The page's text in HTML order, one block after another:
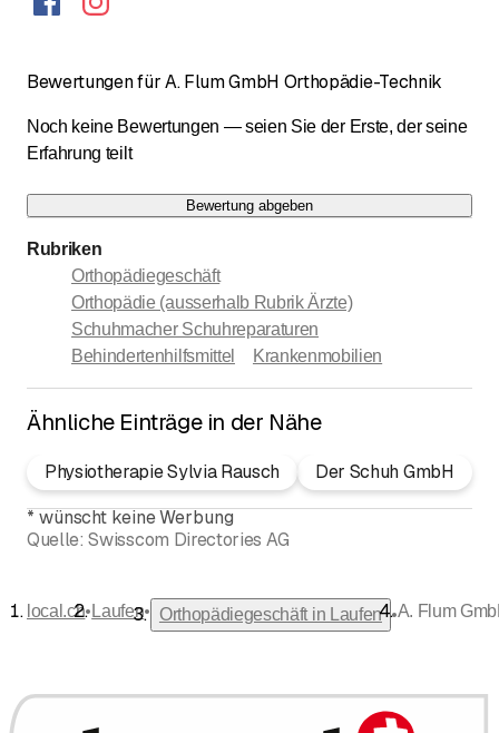
Bewertungen für A. Flum GmbH Orthopädie-Technik
Noch keine Bewertungen — seien Sie der Erste, der seine
Erfahrung teilt
Bewertung abgeben
Rubriken
Orthopädiegeschäft
Orthopädie (ausserhalb Rubrik Ärzte)
Schuhmacher Schuhreparaturen
Behindertenhilfsmittel
Krankenmobilien
Ähnliche Einträge in der Nähe
Physiotherapie Sylvia Rausch
Der Schuh GmbH
* wünscht keine Werbung
Quelle: Swisscom Directories AG
local.ch• Laufen• Orthopädiegeschäft in Laufen •A. Flum